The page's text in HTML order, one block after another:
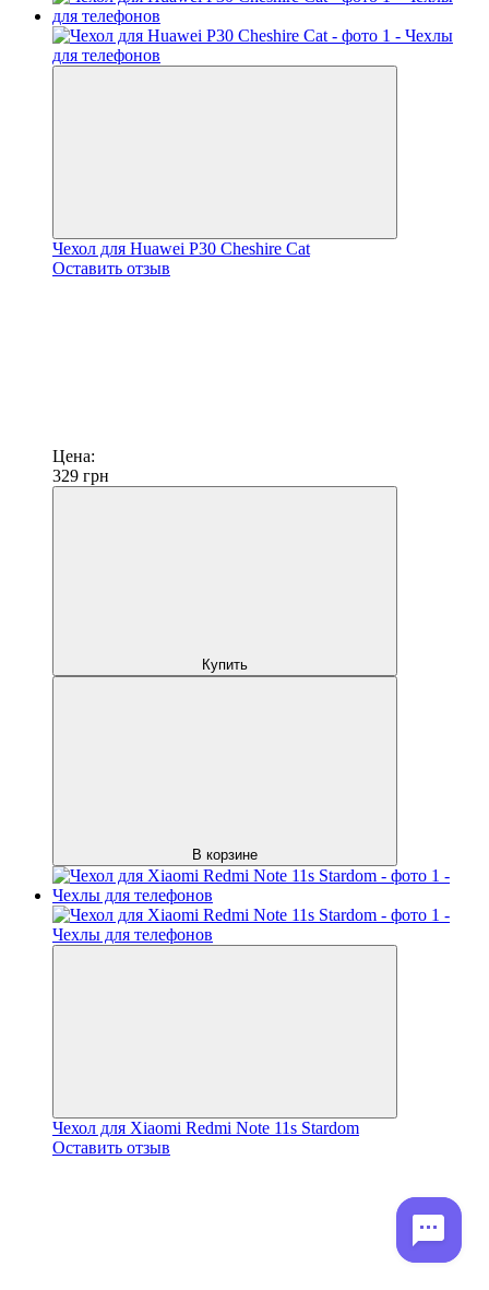
Чехол для Huawei P30 Cheshire Cat
Оставить отзыв
Цена:
329 грн
Купить
В корзине
Чехол для Xiaomi Redmi Note 11s Stardom
Оставить отзыв